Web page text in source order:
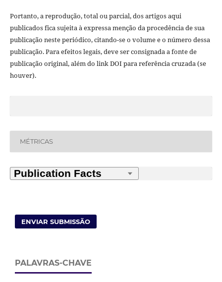
Portanto, a reprodução, total ou parcial, dos artigos aqui
publicados fica sujeita à expressa menção da procedência de sua
publicação neste periódico, citando-se o volume e o número dessa
publicação. Para efeitos legais, deve ser consignada a fonte de
publicação original, além do link DOI para referência cruzada (se
houver).
MÉTRICAS
ENVIAR SUBMISSÃO
PALAVRAS-CHAVE